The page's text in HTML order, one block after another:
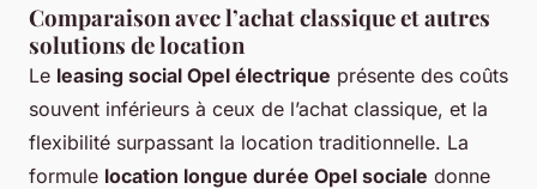
Comparaison avec l’achat classique et autres
solutions de location
Le leas­ing social Opel électrique présente des coûts
souvent inférieurs à ceux de l’achat classique, et la
flexibilité surpassant la location traditionnelle. La
formule location longue durée Opel sociale donne